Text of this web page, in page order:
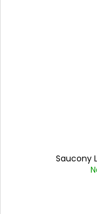
Saucony